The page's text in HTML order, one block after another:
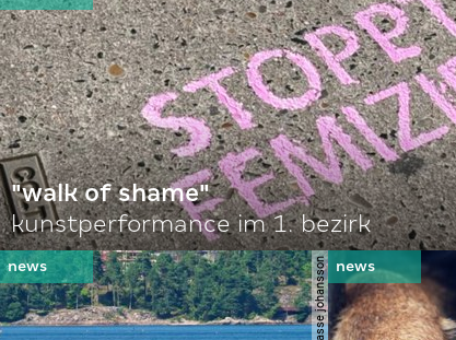
"walk of shame"
kunstperformance im 1. bezirk